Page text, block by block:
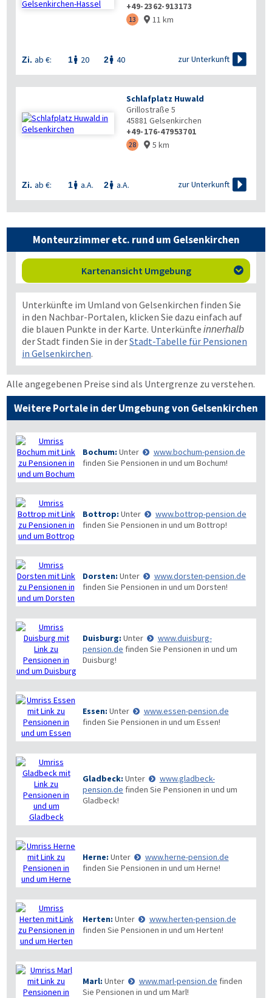
+49-2362-913173
13  11 km
Zi. ab €: 1 20 2 40 zur Unterkunft 
Schlafplatz Huwald
Grillostraße 5
45881 Gelsenkirchen
+49-176-47953701
28  5 km
Zi. ab €: 1 a.A. 2 a.A. zur Unterkunft 
Monteurzimmer etc. rund um Gelsenkirchen
Kartenansicht Umgebung 
Unterkünfte im Umland von Gelsenkirchen finden Sie
in den Nachbar-Portalen, klicken Sie dazu einfach auf
die blauen Punkte in der Karte. Unterkünfte innerhalb
der Stadt finden Sie in derStadt-Tabelle für Pensionen
in Gelsenkirchen.
Alle angegebenen Preise sind als Untergrenze zu verstehen.
Weitere Portale in der Umgebung von Gelsenkirchen
Bochum: Unter
www.bochum-pension.de
finden Sie Pensionen in und um Bochum!
Bottrop: Unter
www.bottrop-pension.de
finden Sie Pensionen in und um Bottrop!
Dorsten: Unter
www.dorsten-pension.de
finden Sie Pensionen in und um Dorsten!
Duisburg: Unter
www.duisburg-
pension.de finden Sie Pensionen in und um
Duisburg!
Essen: Unter
www.essen-pension.de
finden Sie Pensionen in und um Essen!
Gladbeck: Unter
www.gladbeck-
pension.de finden Sie Pensionen in und um
Gladbeck!
Herne: Unter
www.herne-pension.de
finden Sie Pensionen in und um Herne!
Herten: Unter
www.herten-pension.de
finden Sie Pensionen in und um Herten!
Marl: Unter www.marl-pension.de finden
Sie Pensionen in und um Marl!